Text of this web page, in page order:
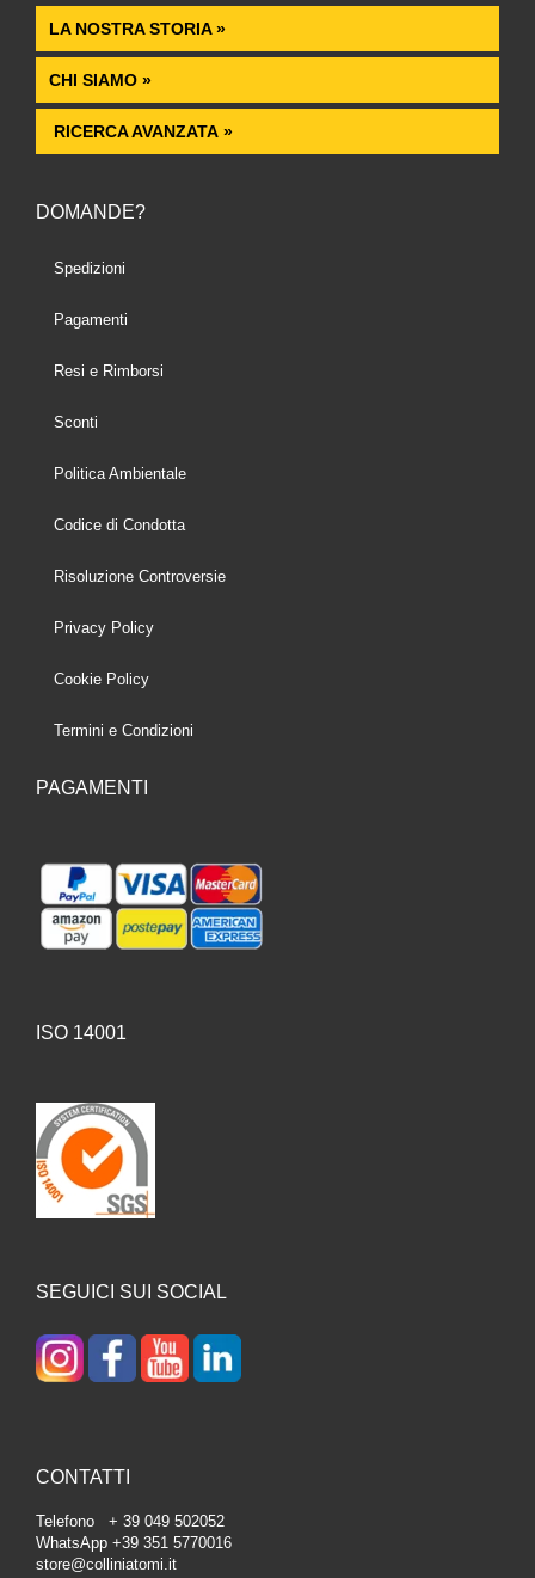
LA NOSTRA STORIA »
CHI SIAMO »
RICERCA AVANZATA »
DOMANDE?
Spedizioni
Pagamenti
Resi e Rimborsi
Sconti
Politica Ambientale
Codice di Condotta
Risoluzione Controversie
Privacy Policy
Cookie Policy
Termini e Condizioni
PAGAMENTI
ISO 14001
SEGUICI SUI SOCIAL
CONTATTI
Telefono + 39 049 502052
WhatsApp +39 351 5770016
store@colliniatomi.it